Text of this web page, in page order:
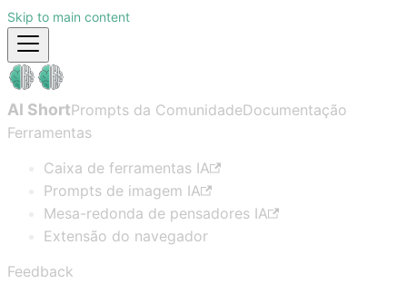
Skip to main content
AI ShortPrompts da ComunidadeDocumentação
Ferramentas
Caixa de ferramentas IA
Prompts de imagem IA
Mesa-redonda de pensadores IA
Extensão do navegador
Feedback